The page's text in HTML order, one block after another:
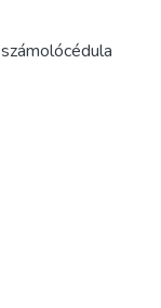
számolócédula